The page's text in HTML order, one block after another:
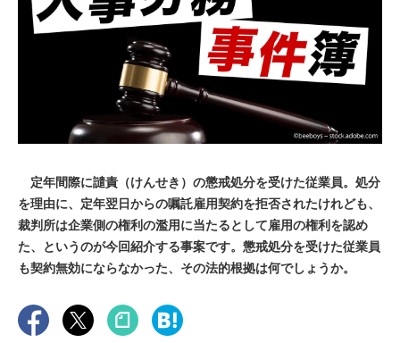
定年間際に譴責（けんせき）の懲戒処分を受けた従業員。処分
を理由に、定年翌日からの嘱託雇用契約を拒否されたけれども、
裁判所は企業側の権利の濫用に当たるとして雇用の権利を認め
た、というのが今回紹介する事案です。懲戒処分を受けた従業員
も契約無効にならなかった、その法的根拠は何でしょうか。